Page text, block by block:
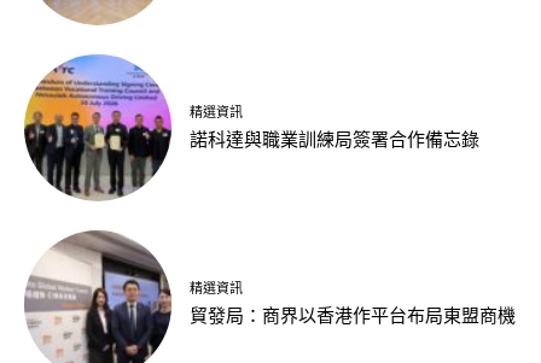
精選資訊
諾科達與職業訓練局簽署合作備忘錄
精選資訊
貿發局：商界以香港作平台布局東盟商機